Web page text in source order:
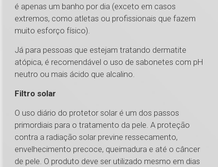
é apenas um banho por dia (exceto em casos
extremos, como atletas ou profissionais que fazem
muito esforço físico).
Já para pessoas que estejam tratando dermatite
atópica, é recomendável o uso de sabonetes com pH
neutro ou mais ácido que alcalino.
Filtro solar
O uso diário do protetor solar é um dos passos
primordiais para o tratamento da pele. A proteção
contra a radiação solar previne ressecamento,
envelhecimento precoce, queimadura e até o câncer
de pele. O produto deve ser utilizado mesmo em dias